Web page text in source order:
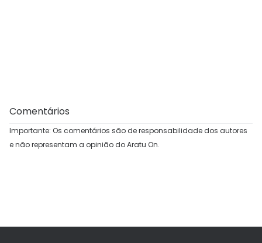
Comentários
Importante: Os comentários são de responsabilidade dos autores
e não representam a opinião do Aratu On.